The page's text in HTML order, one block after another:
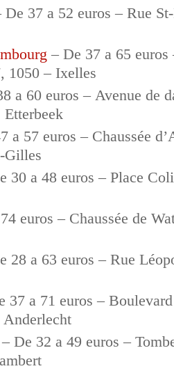
De 37 a 52 euros – Rue
– De 37 a 65
1050 – Ixelles
a 60 euros – Avenue de
Etterbeek
a 57 euros – Chaussée
Gilles
30 a 48 euros – Place
euros – Chaussée de
28 a 63 euros – Rue
37 a 71 euros –
– De 32 a 49 euros –